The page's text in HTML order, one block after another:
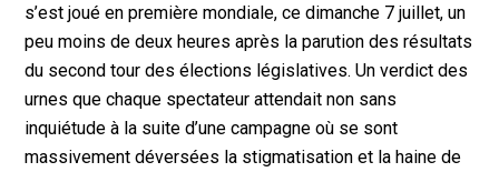
s’est joué en première mondiale, ce dimanche 7 juillet, un
peu moins de deux heures après la parution des résultats
du second tour des élections législatives. Un verdict des
urnes que chaque spectateur attendait non sans
inquiétude à la suite d’une campagne où se sont
massivement déversées la stigmatisation et la haine de